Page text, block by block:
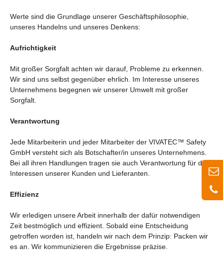
Werte sind die Grundlage unserer Geschäftsphilosophie,
unseres Handelns und unseres Denkens:
Aufrichtigkeit
Mit großer Sorgfalt achten wir darauf, Probleme zu erkennen.
Wir sind uns selbst gegenüber ehrlich. Im Interesse unseres
Unternehmens begegnen wir unserer Umwelt mit großer
Sorgfalt.
Verantwortung
Jede Mitarbeiterin und jeder Mitarbeiter der VIVATEC™ Safety
GmbH versteht sich als Botschafter/in unseres Unternehmens.
Bei all ihren Handlungen tragen sie auch Verantwortung für die
Interessen unserer Kunden und Lieferanten.
Effizienz
Wir erledigen unsere Arbeit innerhalb der dafür notwendigen
Zeit bestmöglich und effizient. Sobald eine Entscheidung
getroffen worden ist, handeln wir nach dem Prinzip: Packen wir
es an. Wir kommunizieren die Ergebnisse präzise.